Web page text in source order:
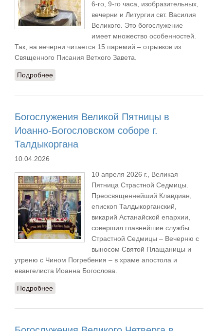
6-го, 9-го часа, изобразительных,
вечерни и Литургии свт. Василия
Великого. Это богослужение
имеет множество особенностей.
Так, на вечерни читается 15 паремий – отрывков из
Священного Писания Ветхого Завета.
Подробнее
Богослужения Великой Пятницы в
Иоанно-Богословском соборе г.
Талдыкоргана
10.04.2026
10 апреля 2026 г., Великая
Пятница Страстной Седмицы.
Преосвященнейший Клавдиан,
епископ Талдыкорганский,
викарий Астанайской епархии,
совершил главнейшие службы
Страстной Седмицы – Вечерню с
выносом Святой Плащаницы и
утреню с Чином Погребения – в храме апостола и
евангелиста Иоанна Богослова.
Подробнее